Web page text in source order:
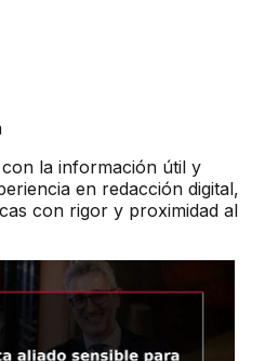
la información útil y
en redacción digital,
con rigor y proximidad al